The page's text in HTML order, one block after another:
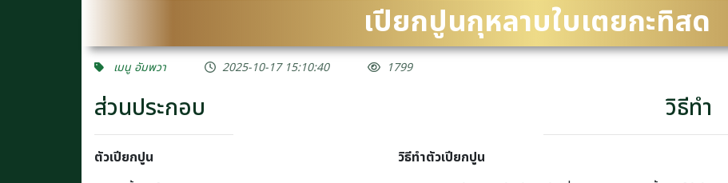
เปียกปูนกุหลาบใบเตยกะทิสด
เมนู อัมพวา 2025-10-17 15:10:40 1799
ส่วนประกอบ
ตัวเปียกปูน
วิธีทำ
วิธีทำตัวเปียกปูน